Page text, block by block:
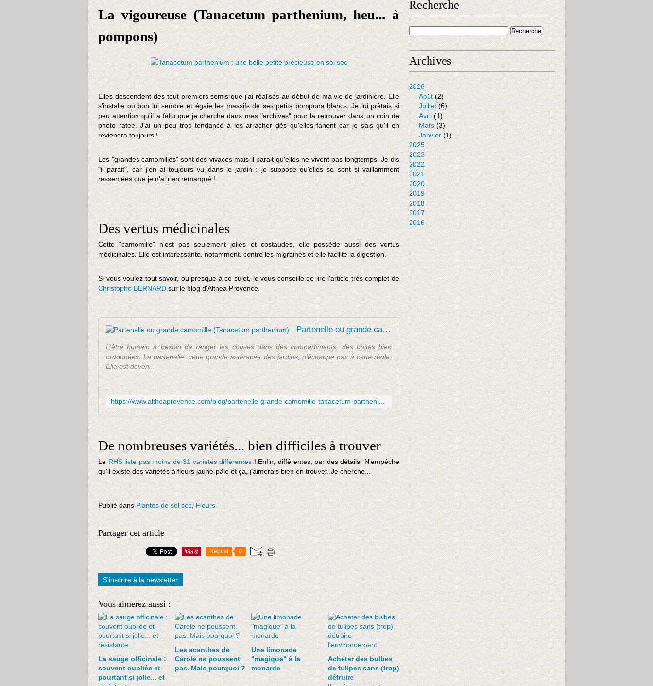
La vigoureuse (Tanacetum parthenium, heu... à
pompons)
Elles descendent des tout premiers semis que j'ai réalisés au début de ma vie de jardinière. Elle
s'installe où bon lui semble et égaie les massifs de ses petits pompons blancs. Je lui prêtais si
peu attention qu'il a fallu que je cherche dans mes "archives" pour la retrouver dans un coin de
photo ratée. J'ai un peu trop tendance à les arracher dès qu'elles fanent car je sais qu'il en
reviendra toujours !
Les "grandes camomilles" sont des vivaces mais il parait qu'elles ne vivent pas longtemps. Je dis
"il parait", car j'en ai toujours vu dans le jardin : je suppose qu'elles se sont si vaillamment
ressemées que je n'ai rien remarqué !
Des vertus médicinales
Cette "camomille" n'est pas seulement jolies et costaudes, elle possède aussi des vertus
médicinales. Elle est intéressante, notamment, contre les migraines et elle facilite la digestion.
Si vous voulez tout savoir, ou presque à ce sujet, je vous conseille de lire l'article très complet de
Christophe BERNARD sur le blog d'Althea Provence.
Partenelle ou grande camomille (Tanacetum parthenium)
L'être humain à besoin de ranger les choses dans des compartiments, des boites bien
ordonnées. La partenelle, cette grande astéracée des jardins, n'échappe pas à cette règle.
Elle est deven...
De nombreuses variétés... bien difficiles à trouver
Le RHS liste pas moins de 31 variétés différentes ! Enfin, différentes, par des détails. N'empêche
qu'il existe des variétés à fleurs jaune-pâle et ça, j'aimerais bien en trouver. Je cherche...
Publié dans Plantes de sol sec Fleurs
Partager cet article
Repost 0
S'inscrire à la newsletter
Vous aimerez aussi :
La sauge officinale :
souvent oubliée et
pourtant si jolie... et
Les acanthes de
Carole ne poussent
pas. Mais pourquoi ?
Une limonade
"magique" à la
monarde
Acheter des bulbes
de tulipes sans (trop)
détruire
Recherche
Archives
2026
Août (2)
Juillet (6)
Avril (1)
Mars (3)
Janvier (1)
2025
2023
2022
2021
2020
2019
2018
2017
2016